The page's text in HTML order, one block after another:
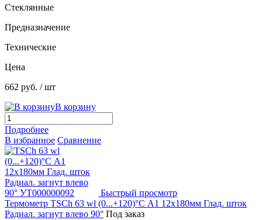
Стеклянные
Предназначение
Технические
Цена
662 руб. / шт
В корзину
Подробнее
В избранное Сравнение
Быстрый просмотр
Термометр TSCh 63 wl (0...+120)°С A1 12х180мм Глад. шток
Радиал. загнут влево 90° Под заказ